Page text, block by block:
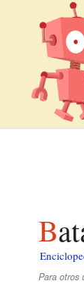
Para otros